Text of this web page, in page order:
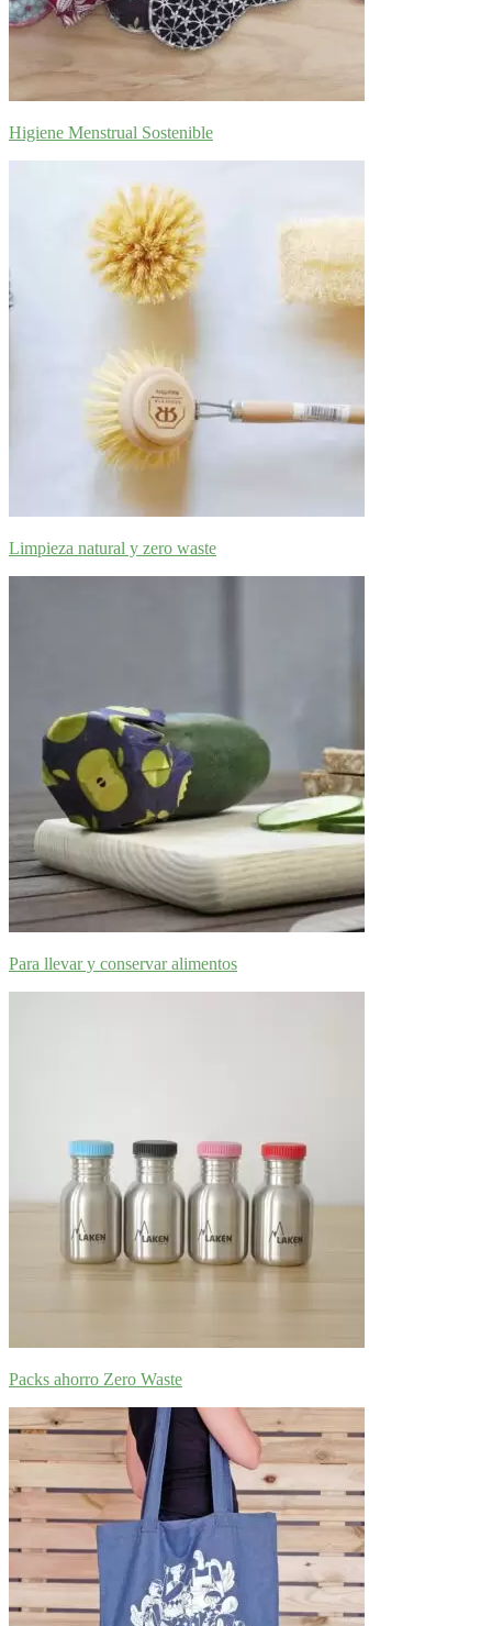
Higiene Menstrual Sostenible
Limpieza natural y zero waste
Para llevar y conservar alimentos
Packs ahorro Zero Waste